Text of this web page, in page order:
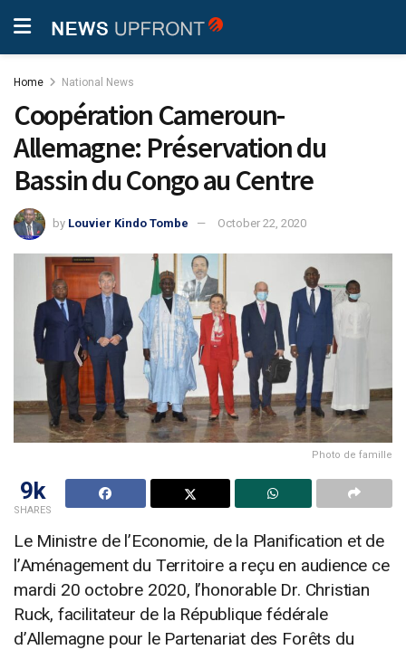
Home National News
Coopération Cameroun-
Allemagne: Préservation du
Bassin du Congo au Centre
by Louvier Kindo Tombe October 22, 2020
Photo de famille
9k
SHARES
Le Ministre de l’Economie, de la Planification et de
l’Aménagement du Territoire a reçu en audience ce
mardi 20 octobre 2020, l’honorable Dr. Christian
Ruck, facilitateur de la République fédérale
d’Allemagne pour le Partenariat des Forêts du